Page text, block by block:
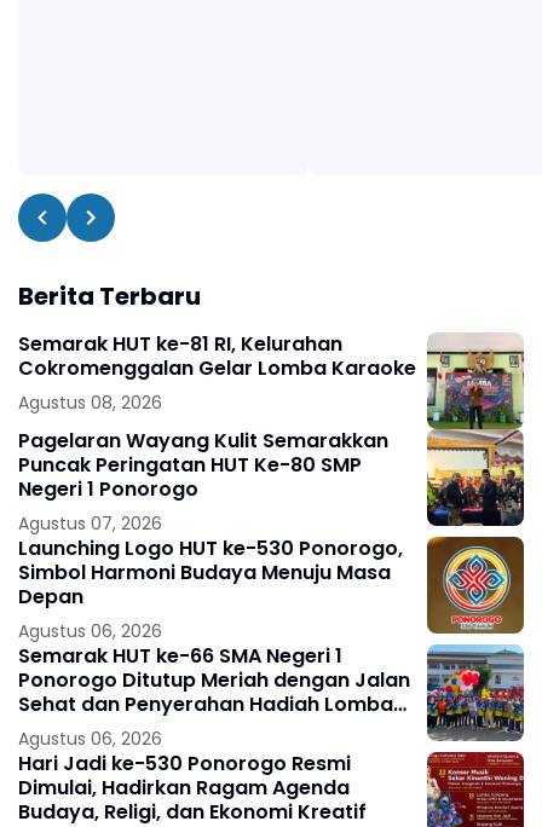
Berita Terbaru
Semarak HUT ke-81 RI, Kelurahan
Cokromenggalan Gelar Lomba Karaoke
Agustus 08, 2026
Pagelaran Wayang Kulit Semarakkan
Puncak Peringatan HUT Ke-80 SMP
Negeri 1 Ponorogo
Agustus 07, 2026
Launching Logo HUT ke-530 Ponorogo,
Simbol Harmoni Budaya Menuju Masa
Depan
Agustus 06, 2026
Semarak HUT ke-66 SMA Negeri 1
Ponorogo Ditutup Meriah dengan Jalan
Sehat dan Penyerahan Hadiah Lomba
Ponorogo – Puncak peringatan Hari
Ulang
Agustus 06, 2026
Hari Jadi ke-530 Ponorogo Resmi
Dimulai, Hadirkan Ragam Agenda
Budaya, Religi, dan Ekonomi Kreatif